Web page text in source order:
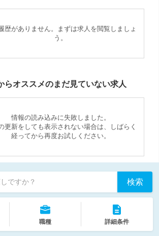
歴がありません。まずは求人を閲覧しましょ
う。
らオススメのまだ見ていない求人
情報の読み込みに失敗しました。
更新をしても表示されない場合は、しばらく
経ってから再度お試しください。
ですか？ 検索
職種 詳細条件